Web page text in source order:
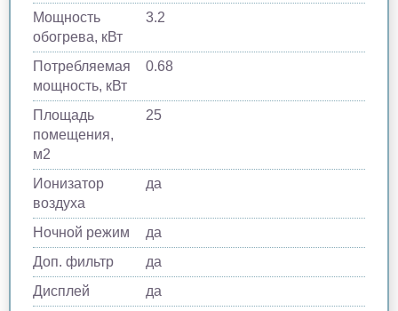
Мощность
обогрева, кВт
3.2
Потребляемая
мощность, кВт
0.68
Площадь
помещения,
м2
25
Ионизатор
воздуха
да
Ночной режим
да
Доп. фильтр
да
Дисплей
да